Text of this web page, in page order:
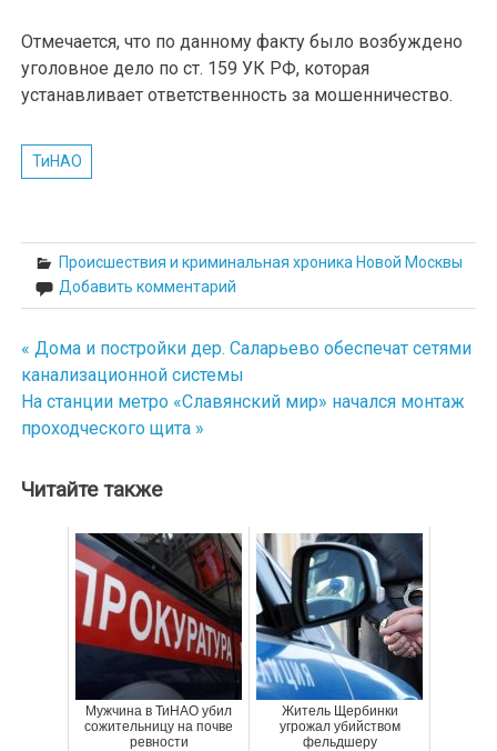
Отмечается, что по данному факту было возбуждено
уголовное дело по ст. 159 УК РФ, которая
устанавливает ответственность за мошенничество.
ТиНАО
Происшествия и криминальная хроника Новой Москвы
Добавить комментарий
Навигация
по
записям
« Дома и постройки дер. Саларьево обеспечат сетями
канализационной системы
На станции метро «Славянский мир» начался монтаж
проходческого щита »
Читайте также
Мужчина в ТиНАО убил
сожительницу на почве
ревности
Житель Щербинки
угрожал убийством
фельдшеру